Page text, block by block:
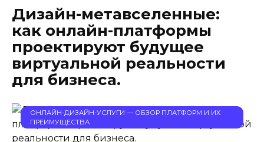
Дизайн-метавселенные:
как онлайн-платформы
проектируют будущее
виртуальной реальности
для бизнеса.
ОНЛАЙН-ДИЗАЙН-УСЛУГИ — ОБЗОР ПЛАТФОРМ И ИХ
ПРЕИМУЩЕСТВА